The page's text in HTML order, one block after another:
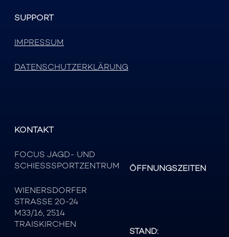
SUPPORT
IMPRESSUM
DATENSCHUTZERKLÄRUNG
KONTAKT
FOCUS JAGD- UND
SCHIESSSPORTZENTRUM
WIENERSDORFER
STRASSE 20-24
M33/16, 2514
TRAISKIRCHEN
ÖFFNUNGSZEITEN
STAND: